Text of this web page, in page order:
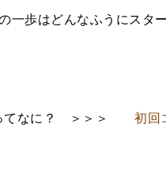
一歩はどんなふうにスタ
ってなに？ ＞＞＞初回